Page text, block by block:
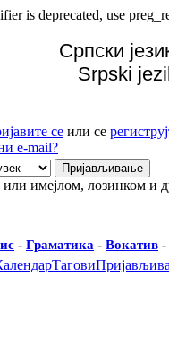
is deprecated, use
Српски
Srpski
се или се
e-mail?
имејлом, лозинком и
- Граматика - Вокатив -
Тагови